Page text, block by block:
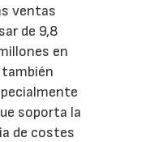
ventas
de 9,8
en
soporta la
de costes